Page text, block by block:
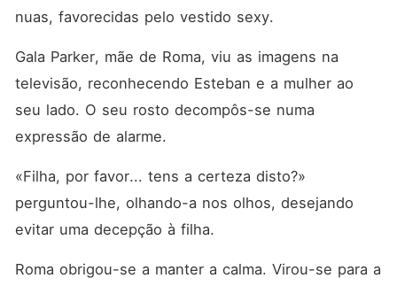
nuas, favorecidas pelo vestido sexy.
Gala Parker, mãe de Roma, viu as imagens na
televisão, reconhecendo Esteban e a mulher ao
seu lado. O seu rosto decompôs-se numa
expressão de alarme.
«Filha, por favor... tens a certeza disto?»
perguntou-lhe, olhando-a nos olhos, desejando
evitar uma decepção à filha.
Roma obrigou-se a manter a calma. Virou-se para a